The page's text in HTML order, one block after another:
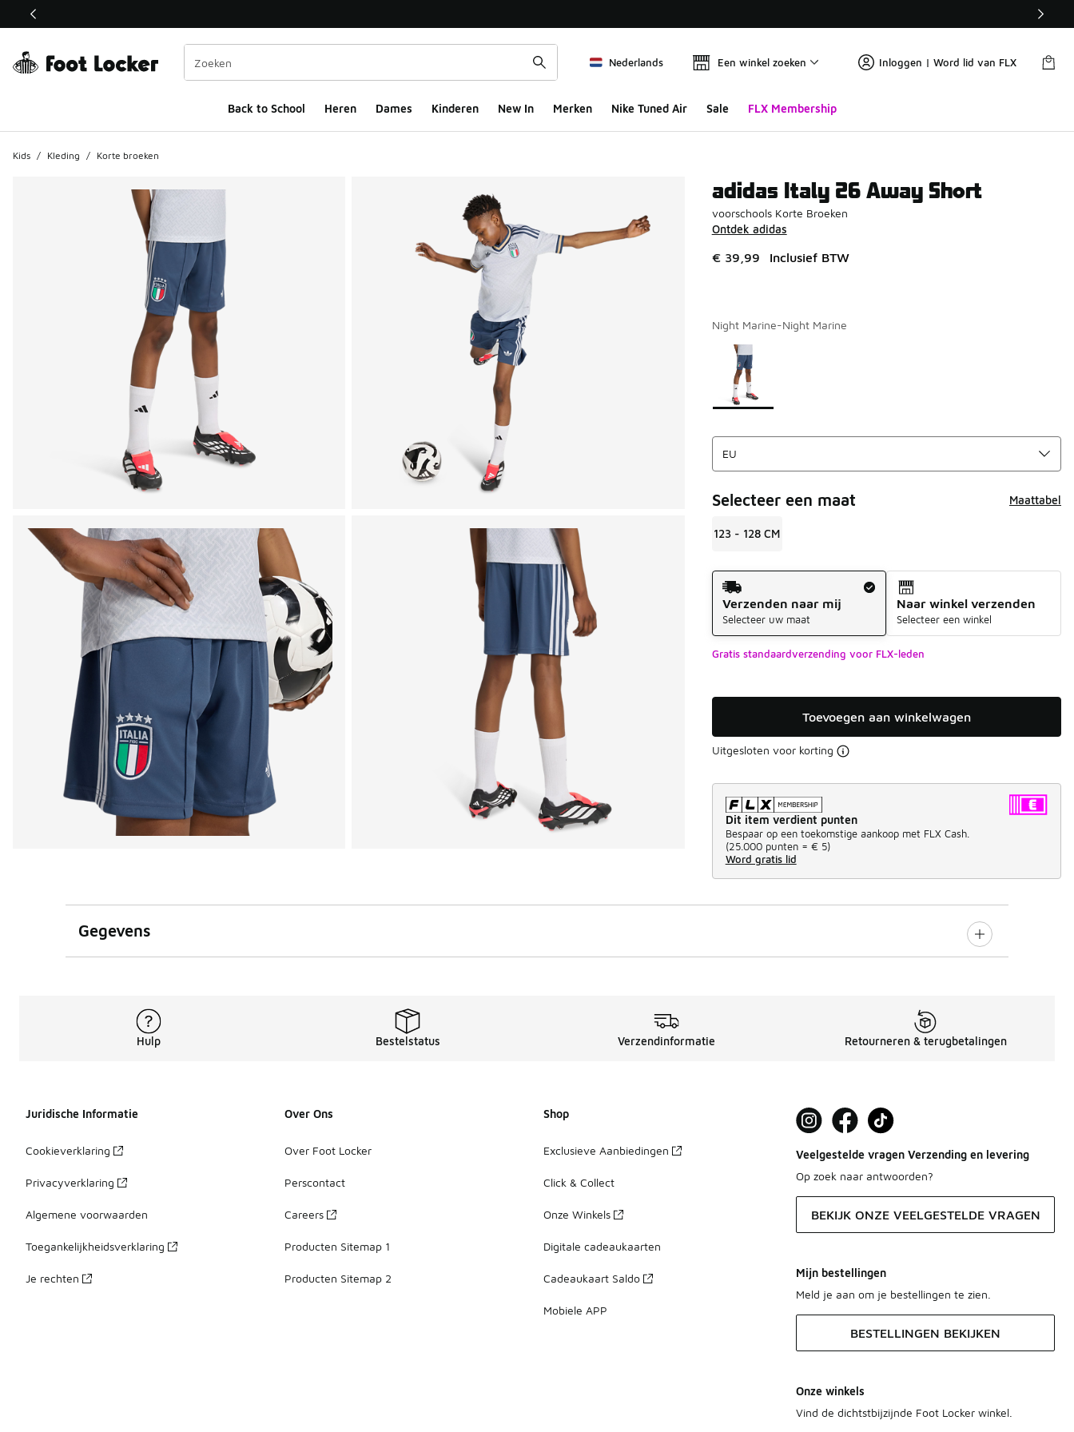
Deze link wordt geopend in een nieuw venster
Nederlands Een winkel zoeken Inloggen | Word lid van FLX
Back to School Heren Dames Kinderen New In Merken Nike Tuned Air Sale FLX Membership
Kids / Kleding / Korte broeken
adidas Italy 26 Away Short
voorschools Korte Broeken
Ontdek adidas
€ 39,99 Inclusief BTW
Night Marine-Night Marine
Pagina 1 van 1 met 1 tot 1 van 1 kleuren.
Kies een model
Selecteer een maat Maattabel
123 - 128 CM
Verzendmethode
Verzenden naar mij
Selecteer uw maat
Naar winkel verzenden
Selecteer een winkel
Gratis standaardverzending voor FLX-leden
Toevoegen aan winkelwagen
Uitgesloten voor korting
Dit item verdient punten
Bespaar op een toekomstige aankoop met FLX Cash.
(25.000 punten = € 5)
Word gratis lid
Gegevens
Hulp Bestelstatus Verzendinformatie Retourneren & terugbetalingen
Juridische Informatie
Cookieverklaring
Privacyverklaring
Algemene voorwaarden
Toegankelijkheidsverklaring
Je rechten
Over Ons
Over Foot Locker
Perscontact
Careers
Producten Sitemap 1
Producten Sitemap 2
Shop
Exclusieve Aanbiedingen
Click & Collect
Onze Winkels
Digitale cadeaukaarten
Cadeaukaart Saldo
Mobiele APP
Veelgestelde vragen Verzending en levering
Op zoek naar antwoorden?
BEKIJK ONZE VEELGESTELDE VRAGEN
Mijn bestellingen
Meld je aan om je bestellingen te zien.
BESTELLINGEN BEKIJKEN
Onze winkels
Vind de dichtstbijzijnde Foot Locker winkel.